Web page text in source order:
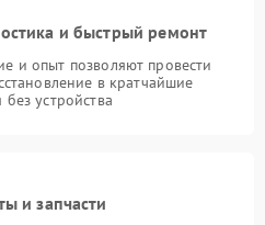
и быстрый ремонт
и опыт позволяют провести
в кратчайшие
устройства
и запчасти